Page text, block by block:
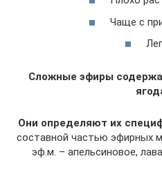
Чаще с
Сложные эфиры
Они определяют их
составной частью эфирных
эф.м. – апельсиновое,